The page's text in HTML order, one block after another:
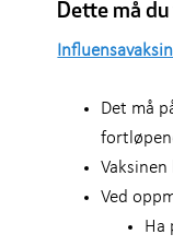
Dette må
Det må
Ved
Ha